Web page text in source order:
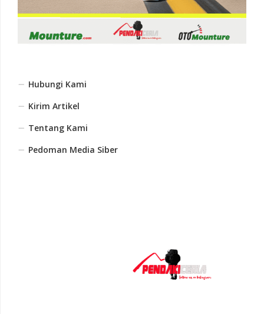
Hubungi Kami
Kirim Artikel
Tentang Kami
Pedoman Media Siber